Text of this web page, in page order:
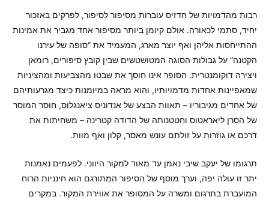
רבות מהדמויות של חדזיס עוברות מסיפור לסיפור, לפרקים באזכור
יחיד, סתמי לכאורה. אולם קיומן ביותר מסיפור אחד מגביר את אמינות
ההתייחסות אליהן ואף יוצר מארג, המעמיד את “סופה של עירנו
הקטנה” על גבולות הסוגה המטושטשים שבין קובץ סיפורים, רומאן
ויצירה דוקומנטרית. הסופר אינו חוסך את שבטו מהצביעות ומהציניות
שמאפיינות אחדות מדמויותיו, והוא מראה במיומנות כיצד מגרעותיהם
של אחדים מגיבוריו – תאוות הבצע של אנדוניס ציאנגלוס, חוסר המוסר
של הסרן ליאראטוס וחטטנותה של הדודה קטרינה – משחיתות את
דרכם או גוזרות על זולתם עונש מאסר, קלון ואף מוות.
תרגומו של יעקב שיבי נאמן עד מאוד למקור היווני. לפעמים נאמנות
יתר זו עולה יפה, וערך מוסף של הסיפור המתורגם הוא חינניות הרוח
המועברת בתרגום ומשרה על המסופר את אווירת המקור. במקרים